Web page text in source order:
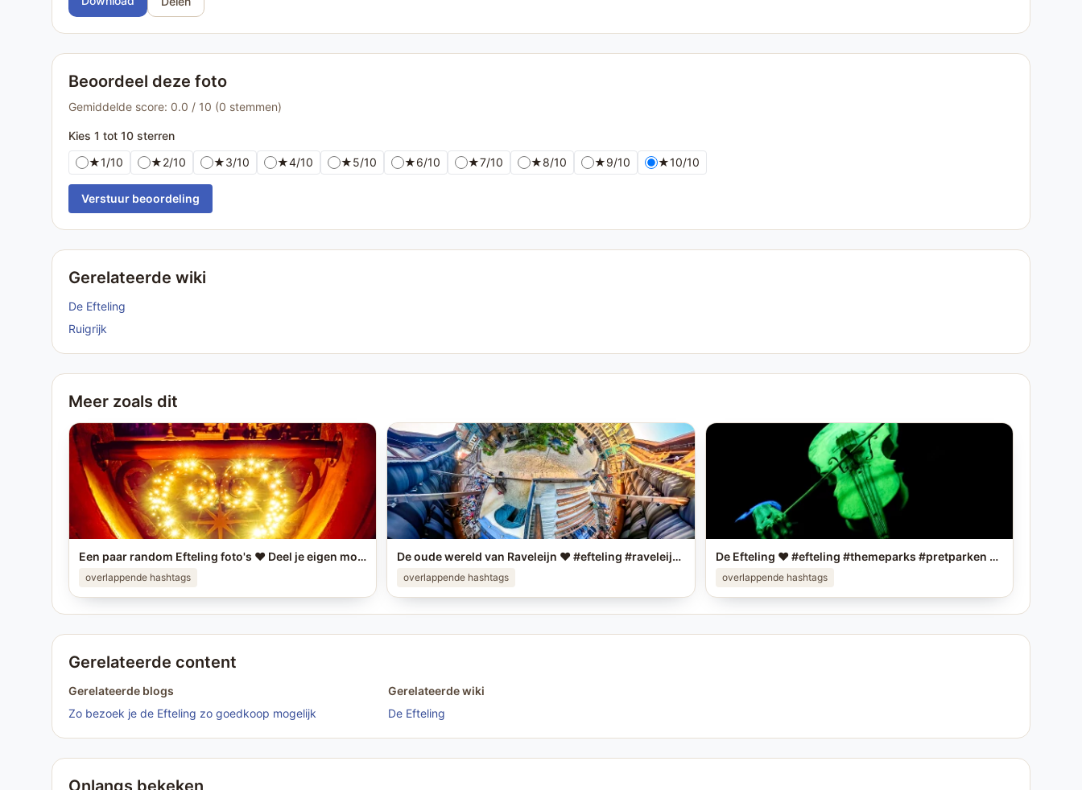
Beoordeel deze foto
Gemiddelde score: 0.0 / 10 (0 stemmen)
Kies 1 tot 10 sterren
★1/10 ★2/10 ★3/10 ★4/10 ★5/10 ★6/10 ★7/10 ★8/10 ★9/10 ★10/10
Verstuur beoordeling
Gerelateerde wiki
De Efteling
Ruigrijk
Meer zoals dit
Een paar random Efteling foto's ❤️ Deel je eigen mooiste Efteling foto in je story op #instagram en tag me! #efteling #themeparks #happyplace #brabant #enjoy #pretpark
overlappende hashtags
De oude wereld van Raveleijn ❤️ #efteling #raveleijn #themeparks
overlappende hashtags
De Efteling ❤️ #efteling #themeparks #pretparken #brabant
overlappende hashtags
Gerelateerde content
Gerelateerde blogs
Zo bezoek je de Efteling zo goedkoop mogelijk
Gerelateerde wiki
De Efteling
Onlangs bekeken